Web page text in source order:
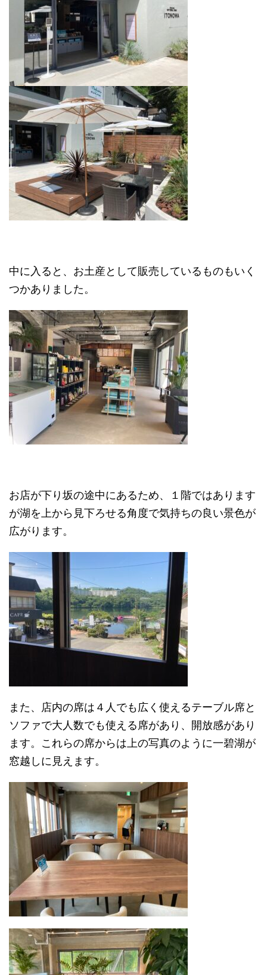
中に入ると、お土産として販売しているものもいく
つかありました。
お店が下り坂の途中にあるため、１階ではあります
が湖を上から見下ろせる角度で気持ちの良い景色が
広がります。
また、店内の席は４人でも広く使えるテーブル席と
ソファで大人数でも使える席があり、開放感があり
ます。これらの席からは上の写真のように一碧湖が
窓越しに見えます。